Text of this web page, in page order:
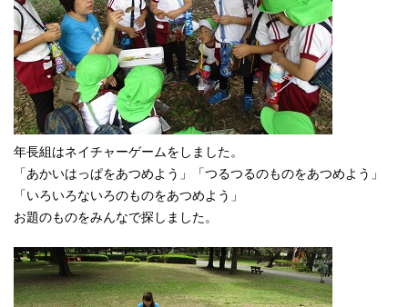
年長組はネイチャーゲームをしました。
「あかいはっぱをあつめよう」「つるつるのものをあつめよう」
「いろいろないろのものをあつめよう」
お題のものをみんなで探しました。